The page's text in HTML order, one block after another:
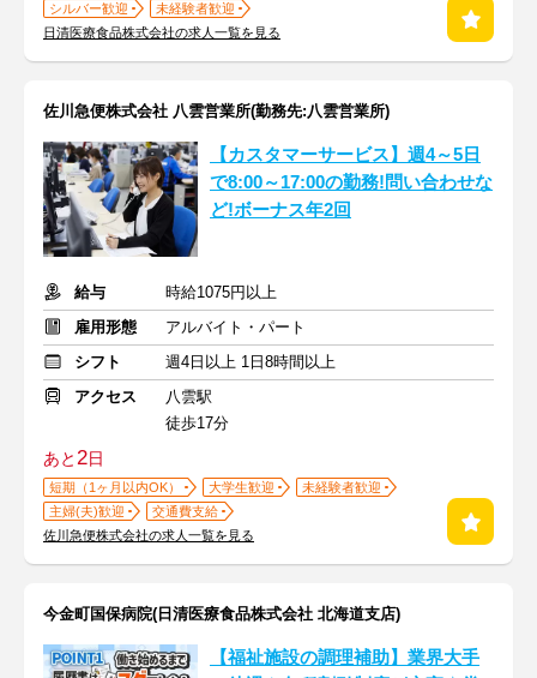
シルバー歓迎
未経験者歓迎
日清医療食品株式会社の求人一覧を見る
佐川急便株式会社 八雲営業所(勤務先:八雲営業所)
【カスタマーサービス】週4～5日
で8:00～17:00の勤務!問い合わせな
ど!ボーナス年2回
給与
時給1075円以上
雇用形態
アルバイト・パート
シフト
週4日以上 1日8時間以上
アクセス
八雲駅
徒歩17分
あと2日
短期（1ヶ月以内OK） 大学生歓迎
未経験者歓迎
主婦(夫)歓迎
交通費支給
佐川急便株式会社の求人一覧を見る
今金町国保病院(日清医療食品株式会社 北海道支店)
【福祉施設の調理補助】業界大手